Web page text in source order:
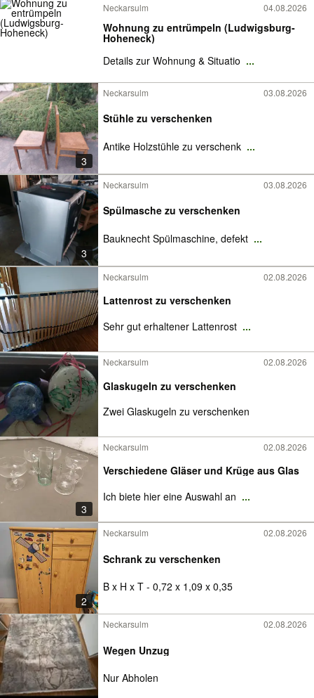
Neckarsulm 04.08.2026
Wohnung zu entrümpeln (Ludwigsburg-
Hoheneck)
Details zur Wohnung & Situatio ...
3
Neckarsulm 03.08.2026
Stühle zu verschenken
Antike Holzstühle zu verschenk ...
3
Neckarsulm 03.08.2026
Spülmasche zu verschenken
Bauknecht Spülmaschine, defekt ...
Neckarsulm 02.08.2026
Lattenrost zu verschenken
Sehr gut erhaltener Lattenrost ...
Neckarsulm 02.08.2026
Glaskugeln zu verschenken
Zwei Glaskugeln zu verschenken
3
Neckarsulm 02.08.2026
Verschiedene Gläser und Krüge aus Glas
Ich biete hier eine Auswahl an ...
2
Neckarsulm 02.08.2026
Schrank zu verschenken
B x H x T - 0,72 x 1,09 x 0,35
Neckarsulm 02.08.2026
Wegen Unzug
Nur Abholen